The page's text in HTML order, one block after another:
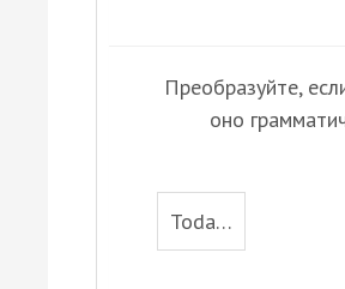
Преобразуйте,
оно
Toda…